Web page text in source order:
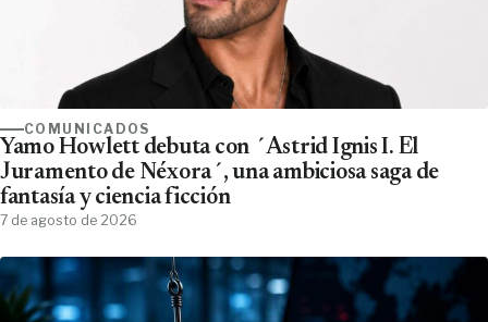
COMUNICADOS
Yamo Howlett debuta con ´Astrid Ignis I. El
Juramento de Néxora´, una ambiciosa saga de
fantasía y ciencia ficción
7 de agosto de 2026